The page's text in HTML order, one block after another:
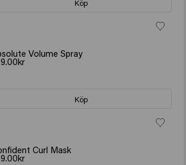
Köp
Volume Spray
Köp
Curl Mask